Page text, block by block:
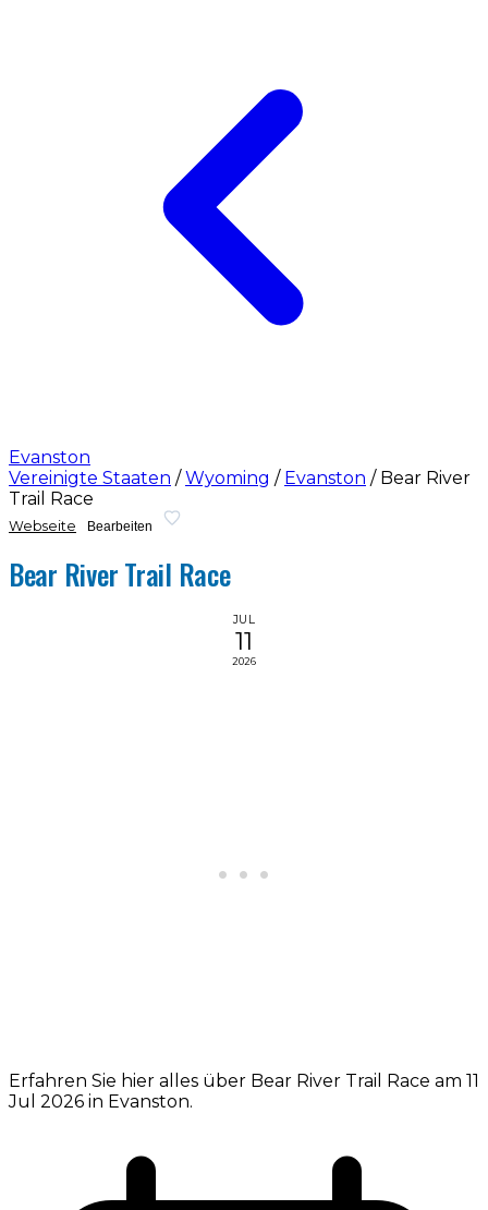
Evanston
Vereinigte Staaten / Wyoming / Evanston / Bear River
Trail Race
Webseite Bearbeiten
Bear River Trail Race
JUL
11
2026
Erfahren Sie hier alles über Bear River Trail Race am 11
Jul 2026 in Evanston.